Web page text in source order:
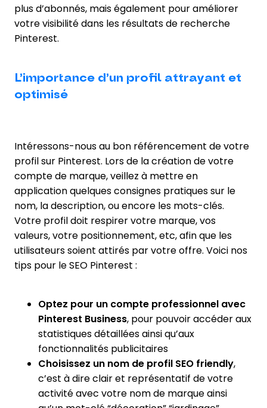
plus d’abonnés, mais également pour améliorer
votre visibilité dans les résultats de recherche
Pinterest.
L’importance d’un profil attrayant et
optimisé
Intéressons-nous au bon référencement de votre
profil sur Pinterest. Lors de la création de votre
compte de marque, veillez à mettre en
application quelques consignes pratiques sur le
nom, la description, ou encore les mots-clés.
Votre profil doit respirer votre marque, vos
valeurs, votre positionnement, etc, afin que les
utilisateurs soient attirés par votre offre. Voici nos
tips pour le SEO Pinterest :
Optez pour un compte professionnel avec
Pinterest Business, pour pouvoir accéder aux
statistiques détaillées ainsi qu’aux
fonctionnalités publicitaires
Choisissez un nom de profil SEO friendly,
c’est à dire clair et représentatif de votre
activité avec votre nom de marque ainsi